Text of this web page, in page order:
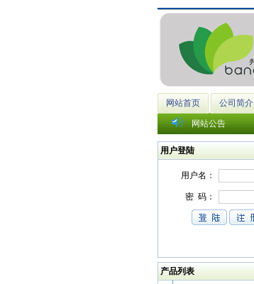
网站首页 公司简介
网站公告
用户登陆
产品列表